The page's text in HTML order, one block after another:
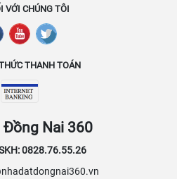
VỚI CHÚNG TÔI
THANH TOÁN
Đồng Nai 360
0828.76.55.26